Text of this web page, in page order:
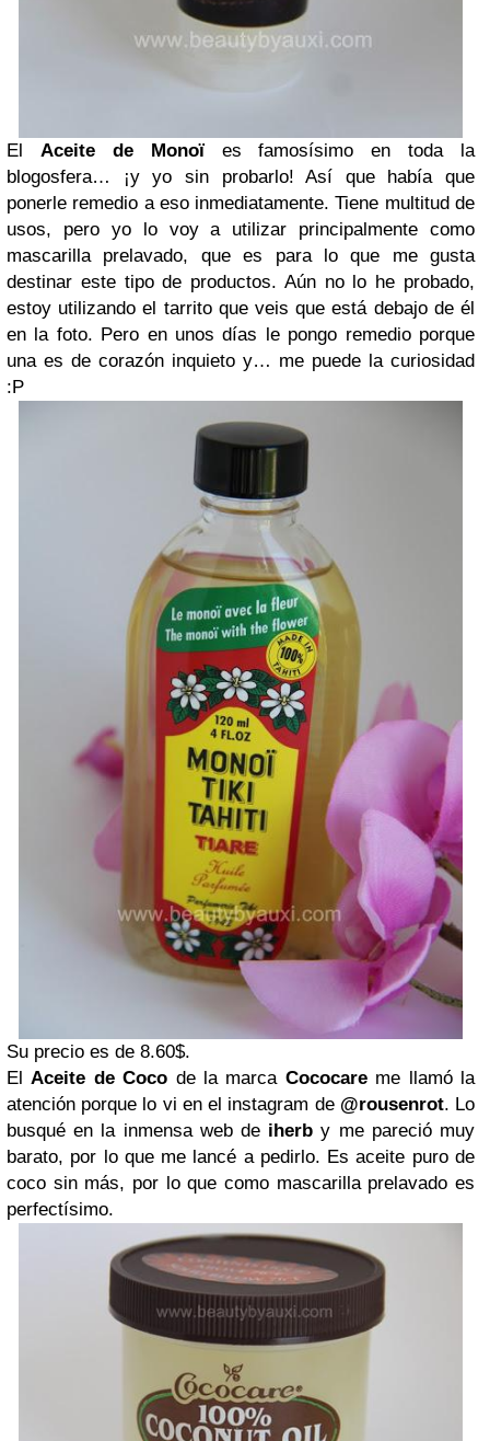
El Aceite de Monoïes famosísimo en toda la
blogosfera… ¡y yo sin probarlo! Así que había que
ponerle remedio a eso inmediatamente. Tiene multitud de
usos, pero yo lo voy a utilizar principalmente como
mascarilla prelavado, que es para lo que me gusta
destinar este tipo de productos. Aún no lo he probado,
estoy utilizando el tarrito que veis que está debajo de él
en la foto. Pero en unos días le pongo remedio porque
una es de corazón inquieto y… me puede la curiosidad
:P
Su precio es de 8.60$.
El Aceite de Coco de la marca Cococareme llamó la
atención porque lo vi en el instagram de @rousenrot. Lo
busqué en la inmensa web de iherb y me pareció muy
barato, por lo que me lancé a pedirlo. Es aceite puro de
coco sin más, por lo que como mascarilla prelavado es
perfectísimo.